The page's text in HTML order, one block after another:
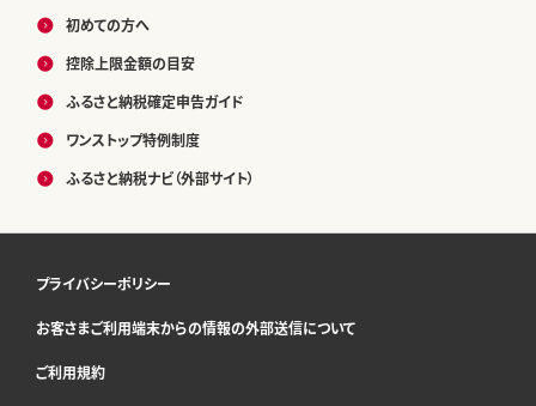
初めての方へ
控除上限金額の目安
ふるさと納税確定申告ガイド
ワンストップ特例制度
ふるさと納税ナビ（外部サイト）
プライバシーポリシー
お客さまご利用端末からの情報の外部送信について
ご利用規約